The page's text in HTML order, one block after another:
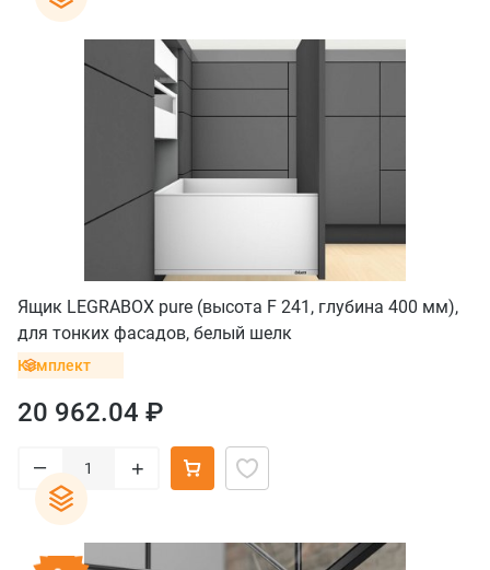
Ящик LEGRABOX pure (высота F 241, глубина 400 мм),
для тонких фасадов, белый шелк
Комплект
20 962.04 ₽
– +